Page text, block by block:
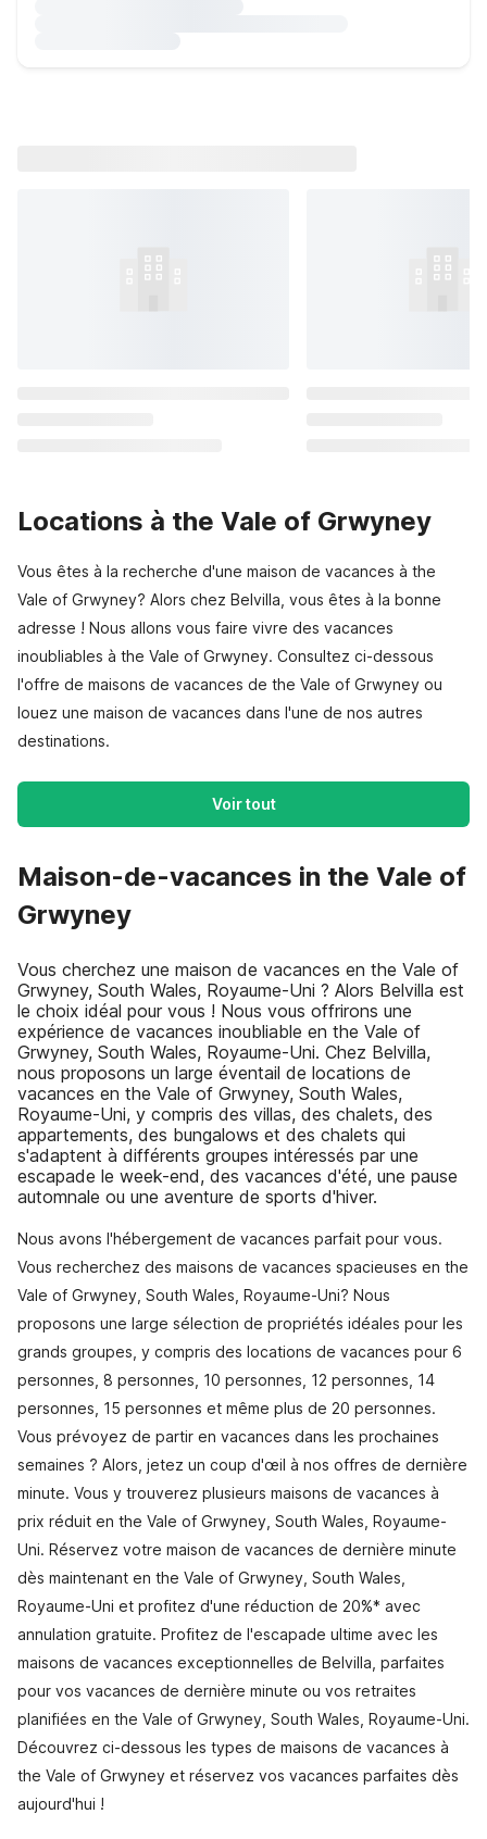
Locations à the Vale of Grwyney
Vous êtes à la recherche d'une maison de vacances à the
Vale of Grwyney? Alors chez Belvilla, vous êtes à la bonne
adresse ! Nous allons vous faire vivre des vacances
inoubliables à the Vale of Grwyney. Consultez ci-dessous
l'offre de maisons de vacances de the Vale of Grwyney ou
louez une maison de vacances dans l'une de nos autres
destinations.
Voir tout
Maison-de-vacances in the Vale of
Grwyney
Vous cherchez une maison de vacances en the Vale of
Grwyney, South Wales, Royaume-Uni ? Alors Belvilla est
le choix idéal pour vous ! Nous vous offrirons une
expérience de vacances inoubliable en the Vale of
Grwyney, South Wales, Royaume-Uni. Chez Belvilla,
nous proposons un large éventail de locations de
vacances en the Vale of Grwyney, South Wales,
Royaume-Uni, y compris des villas, des chalets, des
appartements, des bungalows et des chalets qui
s'adaptent à différents groupes intéressés par une
escapade le week-end, des vacances d'été, une pause
automnale ou une aventure de sports d'hiver.
Nous avons l'hébergement de vacances parfait pour vous.
Vous recherchez des maisons de vacances spacieuses en the
Vale of Grwyney, South Wales, Royaume-Uni? Nous
proposons une large sélection de propriétés idéales pour les
grands groupes, y compris des locations de vacances pour 6
personnes, 8 personnes, 10 personnes, 12 personnes, 14
personnes, 15 personnes et même plus de 20 personnes.
Vous prévoyez de partir en vacances dans les prochaines
semaines ? Alors, jetez un coup d'œil à nos offres de dernière
minute. Vous y trouverez plusieurs maisons de vacances à
prix réduit en the Vale of Grwyney, South Wales, Royaume-
Uni. Réservez votre maison de vacances de dernière minute
dès maintenant en the Vale of Grwyney, South Wales,
Royaume-Uni et profitez d'une réduction de 20%* avec
annulation gratuite. Profitez de l'escapade ultime avec les
maisons de vacances exceptionnelles de Belvilla, parfaites
pour vos vacances de dernière minute ou vos retraites
planifiées en the Vale of Grwyney, South Wales, Royaume-Uni.
Découvrez ci-dessous les types de maisons de vacances à
the Vale of Grwyney et réservez vos vacances parfaites dès
aujourd'hui !